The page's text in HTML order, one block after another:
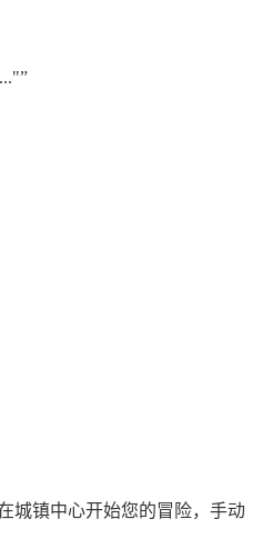
城镇中心开始您的冒险，手动